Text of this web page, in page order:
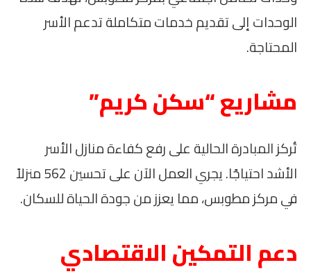
الوحدات إلى تقديم خدمات متكاملة تدعم الأسر
المحتاجة.
مشاريع “سكن كريم”
تُركز المبادرة الحالية على رفع كفاءة منازل الأسر
الأشد احتياجًا. يجري العمل الآن على تحسين 562 منزلاً
في مركز مطوبس، مما يعزز من جودة الحياة للسكان.
دعم التمكين الاقتصادي